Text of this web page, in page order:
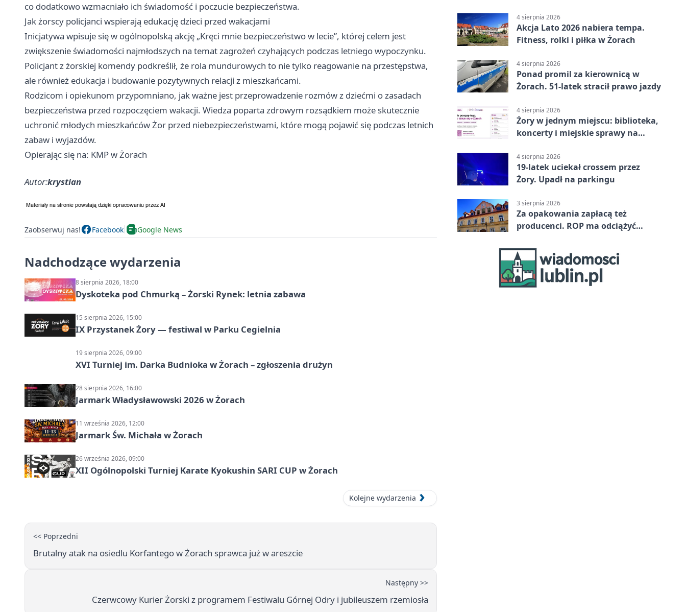
co dodatkowo wzmacniało ich świadomość i poczucie bezpieczeństwa.
Jak żorscy policjanci wspierają edukację dzieci przed wakacjami
Inicjatywa wpisuje się w ogólnopolską akcję „Kręci mnie bezpieczeństwo w lecie”, której celem jest
zwiększenie świadomości najmłodszych na temat zagrożeń czyhających podczas letniego wypoczynku.
Policjant z żorskiej komendy podkreślił, że rola mundurowych to nie tylko reagowanie na przestępstwa,
ale również edukacja i budowanie pozytywnych relacji z mieszkańcami.
Rodzicom i opiekunom przypomniano, jak ważne jest przeprowadzenie rozmów z dziećmi o zasadach
bezpieczeństwa przed rozpoczęciem wakacji. Wiedza poparta zdrowym rozsądkiem może skutecznie
uchronić młodych mieszkańców Żor przed niebezpieczeństwami, które mogą pojawić się podczas letnich
zabaw i wyjazdów.
Opierając się na: KMP w Żorach
Autor:krystian
Zaobserwuj nas! Facebook Google News
Nadchodzące wydarzenia
8 sierpnia 2026, 18:00
Dyskoteka pod Chmurką – Żorski Rynek: letnia zabawa
15 sierpnia 2026, 15:00
IX Przystanek Żory — festiwal w Parku Cegielnia
19 sierpnia 2026, 09:00
XVI Turniej im. Darka Budnioka w Żorach – zgłoszenia drużyn
28 sierpnia 2026, 16:00
Jarmark Władysławowski 2026 w Żorach
11 września 2026, 12:00
Jarmark Św. Michała w Żorach
26 września 2026, 09:00
XII Ogólnopolski Turniej Karate Kyokushin SARI CUP w Żorach
Kolejne wydarzenia
<< Poprzedni
Brutalny atak na osiedlu Korfantego w Żorach sprawca już w areszcie
Następny >>
Czerwcowy Kurier Żorski z programem Festiwalu Górnej Odry i jubileuszem rzemiosła
4 sierpnia 2026
Akcja Lato 2026 nabiera tempa.
Fitness, rolki i piłka w Żorach
4 sierpnia 2026
Ponad promil za kierownicą w
Żorach. 51-latek stracił prawo jazdy
4 sierpnia 2026
Żory w jednym miejscu: biblioteka,
koncerty i miejskie sprawy na
4 sierpnia 2026
19-latek uciekał crossem przez
Żory. Upadł na parkingu
3 sierpnia 2026
Za opakowania zapłacą też
producenci. ROP ma odciążyć